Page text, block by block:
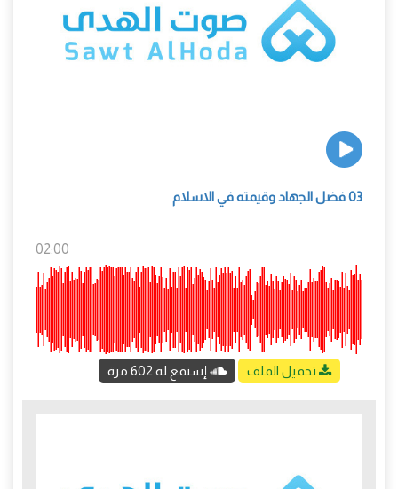
03 فضل الجهاد وقيمته في الاسلام
02:00
تحميل الملف إستمع له 602 مرة